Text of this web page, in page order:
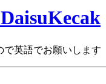
で英語でお願いします